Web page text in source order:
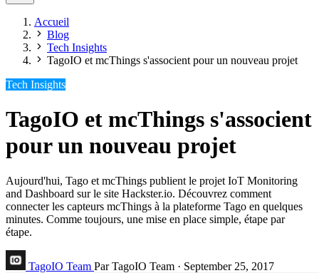
Accueil
Blog
Tech Insights
TagoIO et mcThings s'associent pour un nouveau projet
Tech Insights
TagoIO et mcThings s'associent
pour un nouveau projet
Aujourd'hui, Tago et mcThings publient le projet IoT Monitoring
and Dashboard sur le site Hackster.io. Découvrez comment
connecter les capteurs mcThings à la plateforme Tago en quelques
minutes. Comme toujours, une mise en place simple, étape par
étape.
TagoIO Team Par TagoIO Team · September 25, 2017